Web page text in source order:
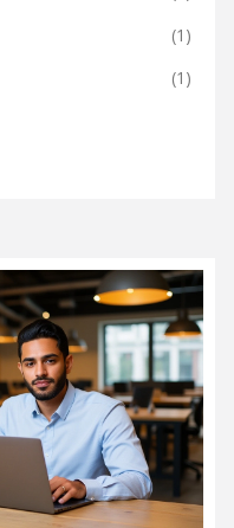
(1)
(1)